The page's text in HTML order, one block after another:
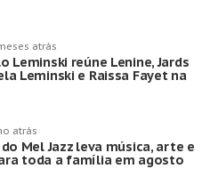
atrás
Leminski reúne Lenine, Jards
Leminski e Raissa Fayet na
atrás
Mel Jazz leva música, arte e
toda a família em agosto